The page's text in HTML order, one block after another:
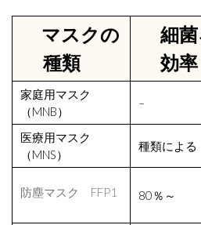
マスクの
種類
細菌
効
家庭用マスク
（MNB）
–
医療用マスク
（MNS）
種類による
防塵マスク FFP1 80％～